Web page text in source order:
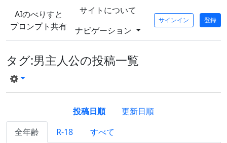
AIのべりすと
プロンプト共有
サイトについて
ナビゲーション
サインイン 登録
タグ:男主人公の投稿一覧
投稿日順
更新日順
全年齢
R-18
すべて